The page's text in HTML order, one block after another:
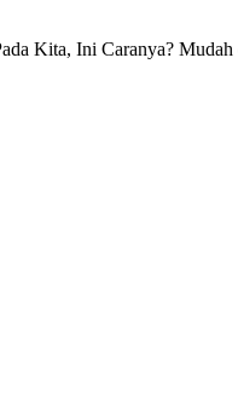
Kita, Ini Caranya?